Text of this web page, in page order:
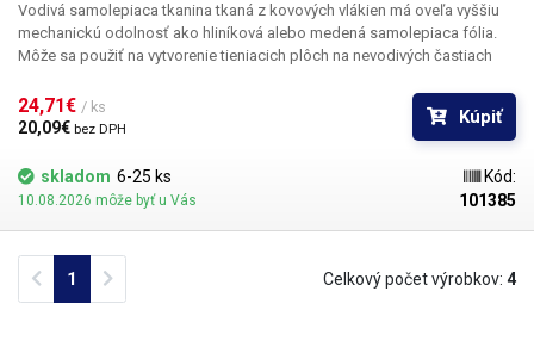
Vodivá samolepiaca tkanina tkaná z kovových vlákien má oveľa vyššiu
mechanickú odolnosť ako hliníková alebo medená samolepiaca fólia.
Môže sa použiť na vytvorenie tieniacich plôch na nevodivých častiach
húževnatosti materiálu sa tieto plochy veľmi dobre spájajú so zemou;
samotná páska slúži ako spojovací pružný vodič. Spodná strana je
24,71€ / ks
20,09€ bez DPH
Kúpiť
skladom 6-25 ks
10.08.2026 môže byť u Vás
Kód:
101385
Previous
1 Celkový počet výrobkov: 4